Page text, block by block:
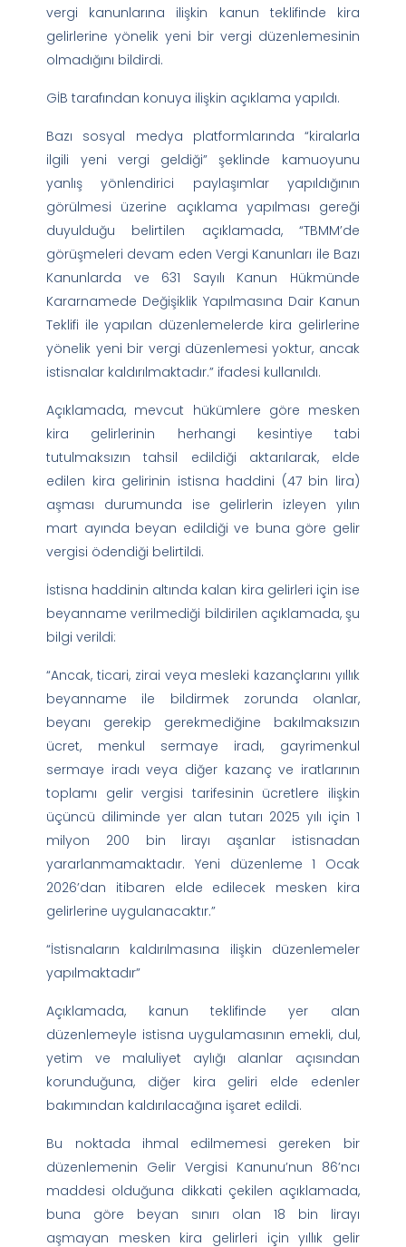
vergi kanunlarına ilişkin kanun teklifinde kira
gelirlerine yönelik yeni bir vergi düzenlemesinin
olmadığını bildirdi.
GİB tarafından konuya ilişkin açıklama yapıldı.
Bazı sosyal medya platformlarında “kiralarla
ilgili yeni vergi geldiği” şeklinde kamuoyunu
yanlış yönlendirici paylaşımlar yapıldığının
görülmesi üzerine açıklama yapılması gereği
duyulduğu belirtilen açıklamada, “TBMM’de
görüşmeleri devam eden Vergi Kanunları ile Bazı
Kanunlarda ve 631 Sayılı Kanun Hükmünde
Kararnamede Değişiklik Yapılmasına Dair Kanun
Teklifi ile yapılan düzenlemelerde kira gelirlerine
yönelik yeni bir vergi düzenlemesi yoktur, ancak
istisnalar kaldırılmaktadır.” ifadesi kullanıldı.
Açıklamada, mevcut hükümlere göre mesken
kira gelirlerinin herhangi kesintiye tabi
tutulmaksızın tahsil edildiği aktarılarak, elde
edilen kira gelirinin istisna haddini (47 bin lira)
aşması durumunda ise gelirlerin izleyen yılın
mart ayında beyan edildiği ve buna göre gelir
vergisi ödendiği belirtildi.
İstisna haddinin altında kalan kira gelirleri için ise
beyanname verilmediği bildirilen açıklamada, şu
bilgi verildi:
“Ancak, ticari, zirai veya mesleki kazançlarını yıllık
beyanname ile bildirmek zorunda olanlar,
beyanı gerekip gerekmediğine bakılmaksızın
ücret, menkul sermaye iradı, gayrimenkul
sermaye iradı veya diğer kazanç ve iratlarının
toplamı gelir vergisi tarifesinin ücretlere ilişkin
üçüncü diliminde yer alan tutarı 2025 yılı için 1
milyon 200 bin lirayı aşanlar istisnadan
yararlanmamaktadır. Yeni düzenleme 1 Ocak
2026’dan itibaren elde edilecek mesken kira
gelirlerine uygulanacaktır.”
“İstisnaların kaldırılmasına ilişkin düzenlemeler
yapılmaktadır”
Açıklamada, kanun teklifinde yer alan
düzenlemeyle istisna uygulamasının emekli, dul,
yetim ve maluliyet aylığı alanlar açısından
korunduğuna, diğer kira geliri elde edenler
bakımından kaldırılacağına işaret edildi.
Bu noktada ihmal edilmemesi gereken bir
düzenlemenin Gelir Vergisi Kanunu’nun 86’ncı
maddesi olduğuna dikkati çekilen açıklamada,
buna göre beyan sınırı olan 18 bin lirayı
aşmayan mesken kira gelirleri için yıllık gelir